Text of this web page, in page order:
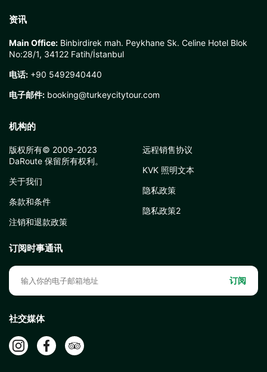
资讯
Main Office: Binbirdirek mah. Peykhane Sk. Celine Hotel Blok
No:28/1, 34122 Fatih/İstanbul
电话: +90 5492940440
电子邮件: booking@turkeycitytour.com
机构的
版权所有© 2009-2023
DaRoute 保留所有权利。
关于我们
条款和条件
注销和退款政策
远程销售协议
KVK 照明文本
隐私政策
隐私政策2
订阅时事通讯
订阅
社交媒体